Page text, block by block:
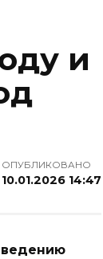
и
ОПУБЛИКОВАНО
10.01.2026 14:47